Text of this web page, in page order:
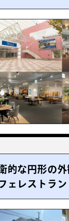
的な円形の
ェレストラン